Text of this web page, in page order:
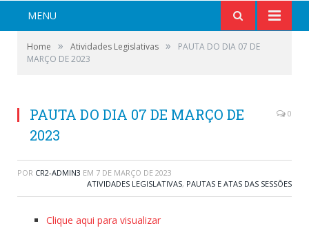
MENU
Home » Atividades Legislativas »
PAUTA DO DIA 07 DE
MARÇO DE 2023
PAUTA DO DIA 07 DE MARÇO DE
2023
0
POR CR2-ADMIN3 EM 7 DE MARÇO DE 2023
ATIVIDADES LEGISLATIVAS, PAUTAS E ATAS DAS SESSÕES
Clique aqui para visualizar